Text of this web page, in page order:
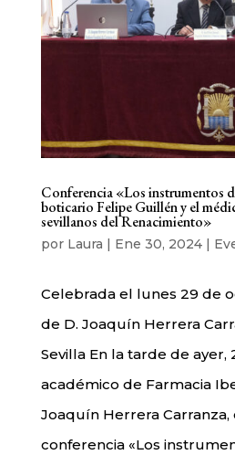
Conferencia «Los instrumentos
boticario Felipe Guillén y el
sevillanos del Renacimiento»
por Laura | Ene 30, 2024|
Celebrada el lunes 29 de
de D. Joaquín Herrera
Sevilla En la tarde de ayer,
académico de Farmacia
Joaquín Herrera Carranza,
conferencia «Los